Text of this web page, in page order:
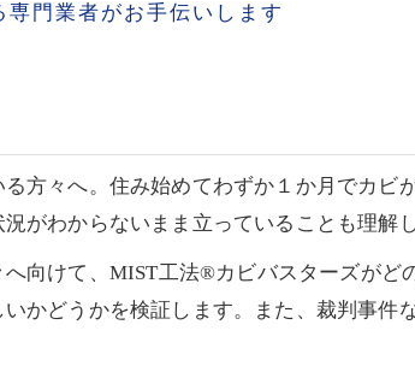
門業者がお手伝いします
方々へ。住み始めてわずか１か月でカビ
がわからないまま立っていることも理解し
向けて、MIST工法®カビバスターズがど
かどうかを検証します。また、裁判事件